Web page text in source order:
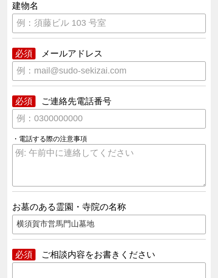
建物名
必須 メールアドレス
必須 ご連絡先電話番号
・電話する際の注意事項
お墓のある霊園・寺院の名称
必須 ご相談内容をお書きください